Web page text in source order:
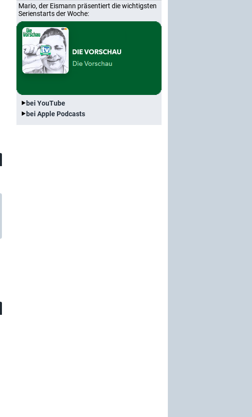
Mario, der Eismann präsentiert die wichtigsten
Serienstarts der Woche:
bei YouTube
bei Apple Podcasts